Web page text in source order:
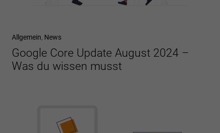
Allgemein, News
Google Core Update August 2024 –
Was du wissen musst